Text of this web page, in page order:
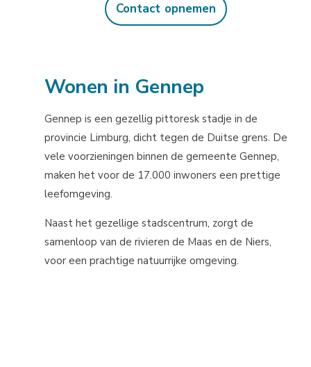
Contact opnemen
Wonen in Gennep
Gennep is een gezellig pittoresk stadje in de
provincie Limburg, dicht tegen de Duitse grens. De
vele voorzieningen binnen de gemeente Gennep,
maken het voor de 17.000 inwoners een prettige
leefomgeving.
Naast het gezellige stadscentrum, zorgt de
samenloop van de rivieren de Maas en de Niers,
voor een prachtige natuurrijke omgeving.